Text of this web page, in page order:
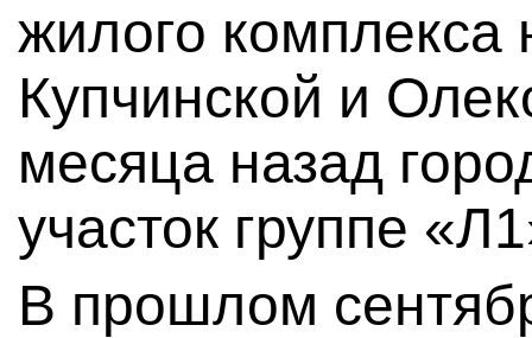
жилого комплекса
Купчинской и
месяца назад
участок группе
В прошлом